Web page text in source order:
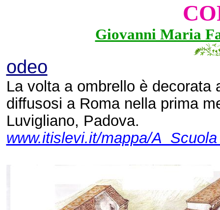
Giovanni Maria
odeo
La volta a ombrello è decorata
diffusosi a Roma nella prima
Luvigliano, Padova.
www.itislevi.it/mappa/